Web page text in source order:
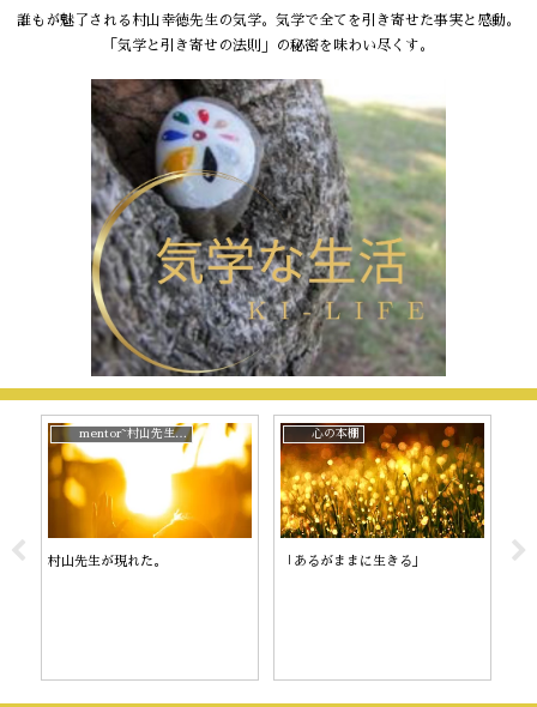
誰もが魅了される村山幸徳先生の気学。気学で全てを引き寄せた事実と感動。
「気学と引き寄せの法則」の秘密を味わい尽くす。
mentor~村山先生と。
村山先生が現れた。
心の本棚
「あるがままに生きる」 陰